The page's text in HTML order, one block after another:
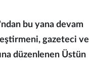
bu yana devam
gazeteci ve
düzenlenen Üstün